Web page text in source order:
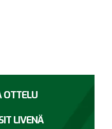
OTTELU
LIVENÄ